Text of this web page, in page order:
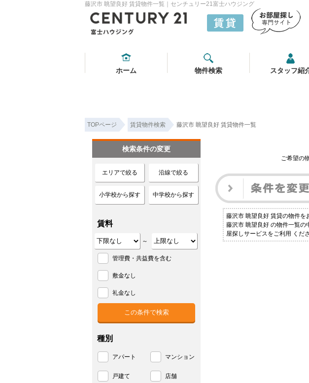
藤沢市 眺望良好 賃貸物件一覧｜センチュリー21富士ハウジング
ホーム 物件検索 スタッフ紹
TOPページ 賃貸物件検索 藤沢市 眺望良好 賃貸物件一覧
ご希望の
藤沢市 眺望良好 賃貸の物件を
藤沢市 眺望良好 の物件一覧
屋探しサービスをご利用 くだ
検索条件の変更
エリアで絞る 沿線で絞る
小学校から探す 中学校から探す
賃料
～
管理費・共益費を含む
敷金なし
礼金なし
種別
アパート マンション
戸建て 店舗